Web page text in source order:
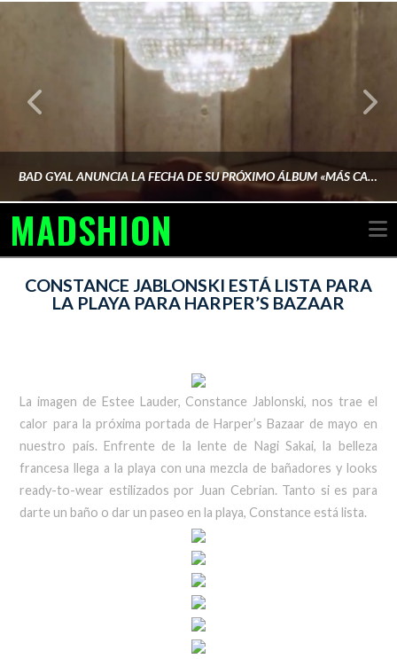
BAD GYAL ANUNCIA LA FECHA DE SU PRÓXIMO ÁLBUM «MÁS CARA»
MADSHION
CONSTANCE JABLONSKI ESTÁ LISTA PARA
LA PLAYA PARA HARPER’S BAZAAR
La imagen de Estee Lauder, Constance Jablonski, nos trae el
calor para la próxima portada de Harper’s Bazaar de mayo en
nuestro país. Enfrente de la lente de Nagi Sakai, la belleza
francesa llega a la playa con una mezcla de bañadores y looks
ready-to-wear estilizados por Juan Cebrian. Tanto si es para
darte un baño o dar un paseo en la playa, Constance está lista.